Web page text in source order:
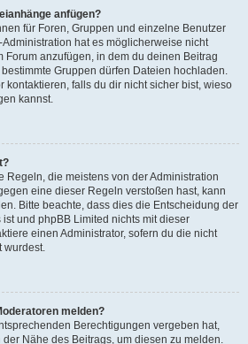
anfügen?
für Foren, Gruppen und einzelne Benutzer
hat es möglicherweise nicht
Forum anzufügen, in dem du deinen Beitrag
Gruppen dürfen Dateien hochladen.
kontaktieren, falls du dir nicht sicher bist, wieso
kannst.
Regeln, die meistens von der Administration
eine dieser Regeln verstoßen hast, kann
Bitte beachte, dass dies die Entscheidung der
und phpBB Limited nichts mit dieser
einen Administrator, sofern du die nicht
wurdest.
melden?
Berechtigungen vergeben hat,
Nähe des Beitrags, um diesen zu melden.